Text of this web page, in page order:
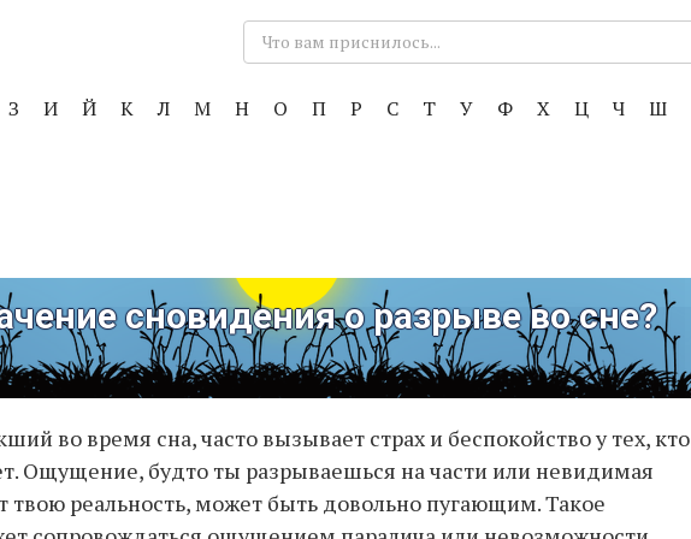
Поиск:
З И Й К Л М Н О П Р С Т У Ф Х Ц Ч Ш
сновидения о разрыве во сне?
во время сна, часто вызывает страх и беспокойство у тех, кто
Ощущение, будто ты разрываешься на части или невидимая
твою реальность, может быть довольно пугающим. Такое